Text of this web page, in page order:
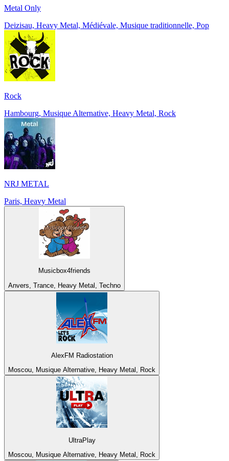
Metal Only
Deizisau, Heavy Metal, Médiévale, Musique traditionnelle, Pop
Rock
Hambourg, Musique Alternative, Heavy Metal, Rock
NRJ METAL
Paris, Heavy Metal
Musicbox4friends
Anvers, Trance, Heavy Metal, Techno
AlexFM Radiostation
Moscou, Musique Alternative, Heavy Metal, Rock
UltraPlay
Moscou, Musique Alternative, Heavy Metal, Rock